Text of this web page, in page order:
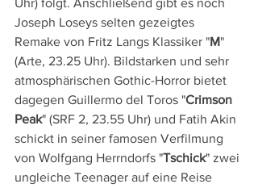
Joseph Loseys selten gezeigtes
Remake von Fritz Langs Klassiker "M"
(Arte, 23.25 Uhr). Bildstarken und sehr
atmosphärischen Gothic-Horror bietet
dagegen Guillermo del Toros "Crimson
Peak" (SRF 2, 23.55 Uhr) und Fatih Akin
schickt in seiner famosen Verfilmung
von Wolfgang Herrndorfs "Tschick" zwei
ungleiche Teenager auf eine Reise